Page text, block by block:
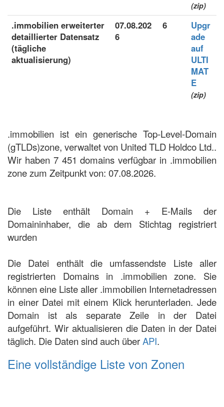
(zip)
.immobilien erweiterter
detaillierter Datensatz
(tägliche
aktualisierung)
07.08.202
6
6
Upgr
ade
auf
ULTI
MAT
E
(zip)
.immobilien ist ein generische Top-Level-Domain
(gTLDs)zone, verwaltet von United TLD Holdco Ltd..
Wir haben 7 451 domains verfügbar in .immobilien
zone zum Zeitpunkt von: 07.08.2026.
Die Liste enthält Domain + E-Mails der
Domaininhaber, die ab dem Stichtag registriert
wurden
Die Datei enthält die umfassendste Liste aller
registrierten Domains in .immobilien zone. Sie
können eine Liste aller .immobilien Internetadressen
in einer Datei mit einem Klick herunterladen. Jede
Domain ist als separate Zeile in der Datei
aufgeführt. Wir aktualisieren die Daten in der Datei
täglich. Die Daten sind auch überAPI.
Eine vollständige Liste von Zonen